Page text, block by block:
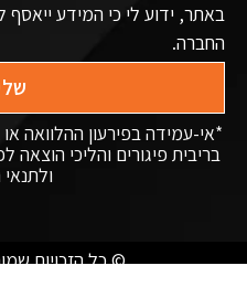
באתר, ידוע לי כי המידע ייאסף
החברה.
*אי-עמידה בפירעון ההלוואה
בריבית פיגורים והליכי
© כל הזכויות